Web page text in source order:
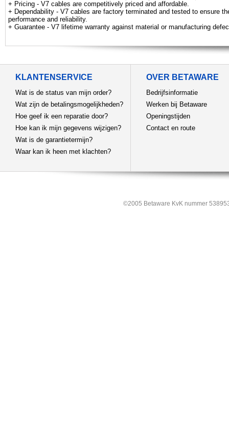
+ Pricing - V7 cables are competitively priced and affordable.
+ Dependability - V7 cables are factory terminated and tested to ensure
performance and reliability.
+ Guarantee - V7 lifetime warranty against material or manufacturing
KLANTENSERVICE
Wat is de status van mijn order?
Wat zijn de betalingsmogelijkheden?
Hoe geef ik een reparatie door?
Hoe kan ik mijn gegevens wijzigen?
Wat is de garantietermijn?
Waar kan ik heen met klachten?
OVER BETAWARE
Bedrijfsinformatie
Werken bij Betaware
Openingstijden
Contact en route
©2005 Betaware KvK nummer